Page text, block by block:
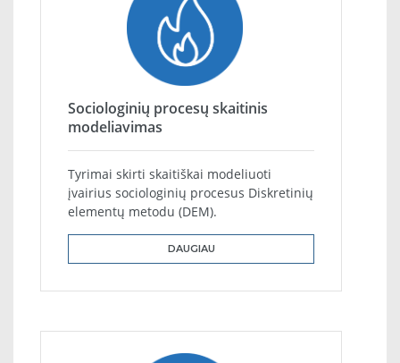
Sociologinių procesų skaitinis
modeliavimas
Tyrimai skirti skaitiškai modeliuoti
įvairius sociologinių procesus Diskretinių
elementų metodu (DEM).
DAUGIAU